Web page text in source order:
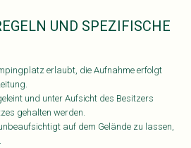
UND SPEZIFISCHE
erlaubt, die Aufnahme erfolgt
und unter Aufsicht des Besitzers
gehalten werden.
auf dem Gelände zu lassen,